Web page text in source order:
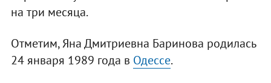
на три месяца.
Отметим, Яна Дмитриевна Баринова родилась
24 января 1989 года в Одессе.